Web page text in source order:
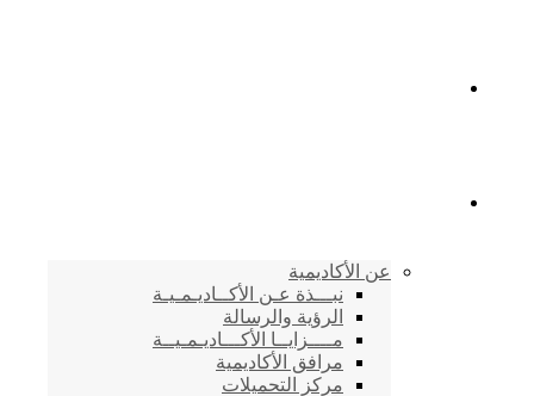
عن الأكاديمية
نبـــذة عـن الأكــاديـمـيـة
الرؤية والرسالة
مــــزايــا الأكـــاديـمـيــة
مرافق الأكاديمية
مركز التحميلات